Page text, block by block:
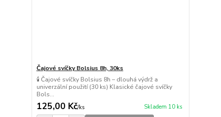
Čajové svíčky Bolsius 8h, 30ks
🕯️ Čajové svíčky Bolsius 8h – dlouhá výdrž a
univerzální použití (30 ks) Klasické čajové svíčky
Bols...
125,00 Kč/ks Skladem 10 ks